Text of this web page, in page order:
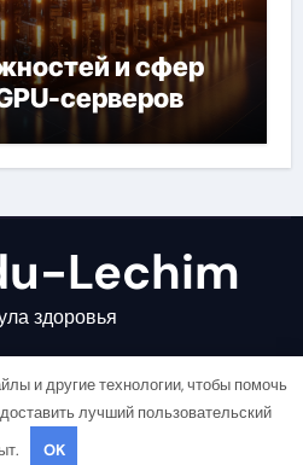
и сфер
серверов
Lechim
здоровья
|
и другие технологии, чтобы помочь
лучший пользовательский
OK